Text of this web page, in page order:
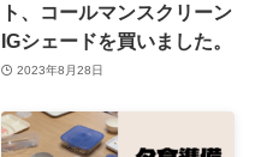
ト、コールマンスクリーン
IGシェードを買いました。
2023年8月28日